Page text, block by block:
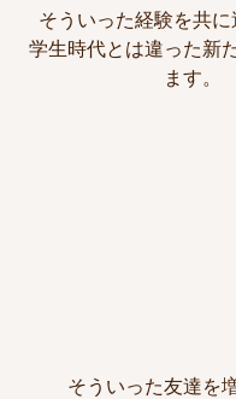
そういった経験を共
学生時代とは違った新
ます。
そういった友達を